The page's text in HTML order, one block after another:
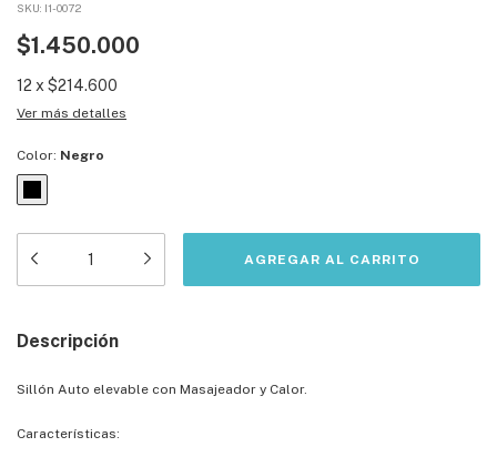
SKU: I1-0072
$1.450.000
12 x$214.600
Ver más detalles
Color: Negro
Descripción
Sillón Auto elevable con Masajeador y Calor.
Características: